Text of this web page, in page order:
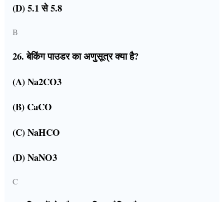
(D) 5.1 से 5.8
B
26. बेकिंग पाउडर का अणुसूत्र क्या है?
(A) Na2CO3
(B) CaCO
(C) NaHCO
(D) NaNO3
C